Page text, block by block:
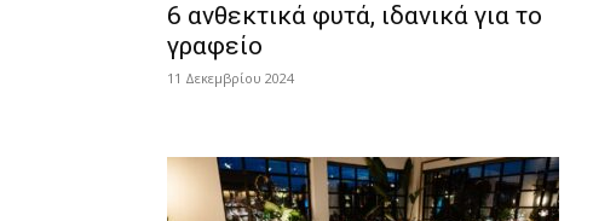
6 ανθεκτικά φυτά, ιδανικά για το
γραφείο
11 Δεκεμβρίου 2024